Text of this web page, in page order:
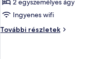
kétszemélyes
vagy
két
Ingyenes wifi
További részletek
Szoba